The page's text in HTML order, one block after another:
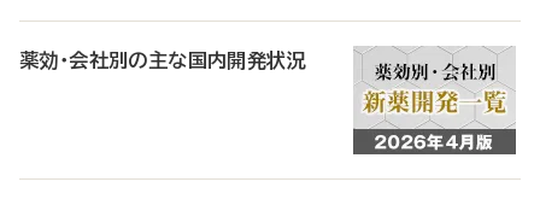
薬効・会社別の主な国内開発状況